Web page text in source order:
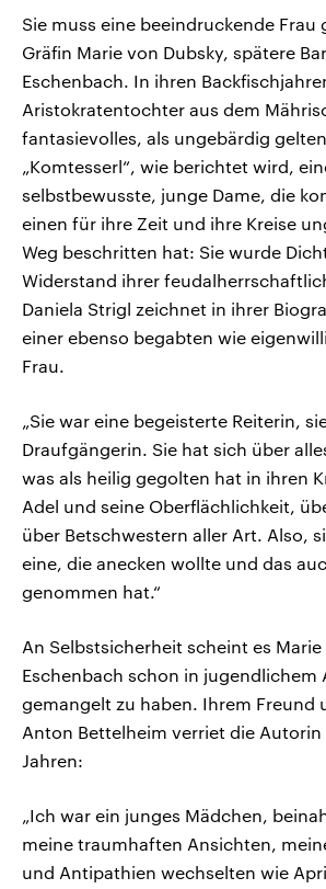
Sie muss eine beeindruckende Frau
Gräfin Marie von Dubsky, spätere
Eschenbach. In ihren
Aristokratentochter aus dem
fantasievolles, als ungebärdig
„Komtesserl“, wie berichtet wird,
selbstbewusste, junge Dame, die
einen für ihre Zeit und ihre Kreise
Weg beschritten hat: Sie wurde
Widerstand ihrer
Daniela Strigl zeichnet in ihrer
einer ebenso begabten wie
Frau.
„Sie war eine begeisterte Reiterin,
Draufgängerin. Sie hat sich über
was als heilig gegolten hat in ihren
Adel und seine Oberflächlichkeit,
über Betschwestern aller Art. Also,
eine, die anecken wollte und das
genommen hat.“
An Selbstsicherheit scheint es Marie
Eschenbach schon in jugendlichem
gemangelt zu haben. Ihrem Freund
Anton Bettelheim verriet die Autorin
Jahren:
„Ich war ein junges Mädchen,
meine traumhaften Ansichten,
und Antipathien wechselten wie